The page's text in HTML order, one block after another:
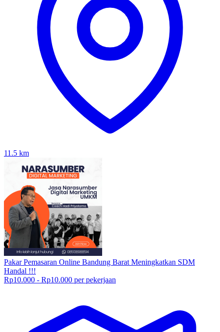
11.5 km
Pakar Pemasaran Online Bandung Barat Meningkatkan SDM
Handal !!!
Rp10.000 - Rp10.000 per pekerjaan